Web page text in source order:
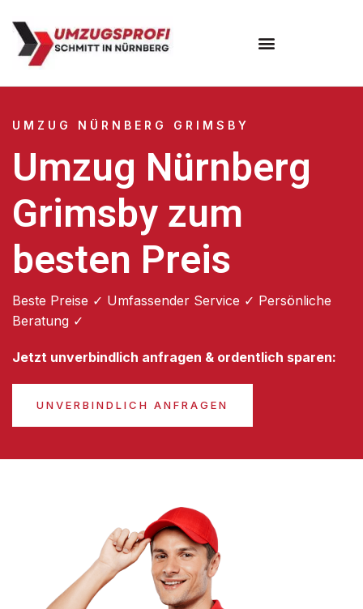
UMZUG NÜRNBERG GRIMSBY
Umzug Nürnberg
Grimsby zum
besten Preis
Beste Preise ✓ Umfassender Service ✓ Persönliche
Beratung ✓
Jetzt unverbindlich anfragen & ordentlich sparen:
UNVERBINDLICH ANFRAGEN